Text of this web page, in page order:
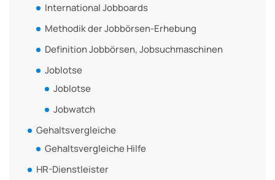
International Jobboards
Methodik der Jobbörsen-Erhebung
Definition Jobbörsen, Jobsuchmaschinen
Joblotse
Joblotse
Jobwatch
Gehaltsvergleiche
Gehaltsvergleiche Hilfe
HR-Dienstleister